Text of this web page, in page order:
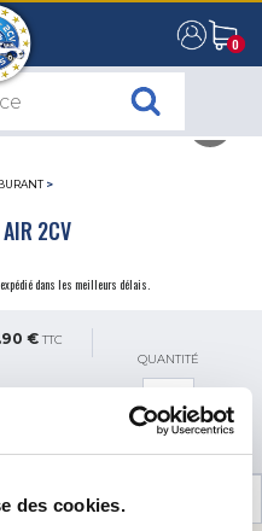
des cookies.
0
0
>
2CV
dans les meilleurs délais.
€ TTC
QUANTITÉ